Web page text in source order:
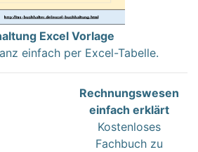
Excel Vorlage
einfach per Excel-Tabelle.
Rechnungswesen
einfach erklärt
Kostenloses
Fachbuch zu